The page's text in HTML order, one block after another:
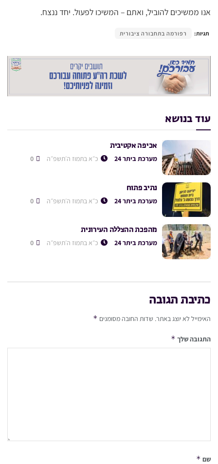
אנו ממשיכים להוביל, ואתם – המשיכו לפעול. יחד ננצח.
תגיות: רפורמה בתחבורה ציבורית
עוד בנושא
אכיפה אקטיבית
מערכת ביתר 24 כ״א בתמוז ה׳תשפ״ה
נתיב פתוח
מערכת ביתר 24 כ״א בתמוז ה׳תשפ״ה
מהפכת ההצללה העירונית
מערכת ביתר 24 כ״א בתמוז ה׳תשפ״ה
כתיבת תגובה
האימייל לא יוצג באתר. שדות החובה מסומנים *
התגובה שלך *
שם *